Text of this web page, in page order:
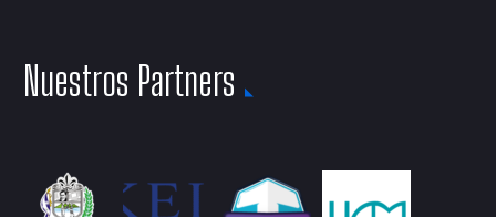
Nuestros Partners